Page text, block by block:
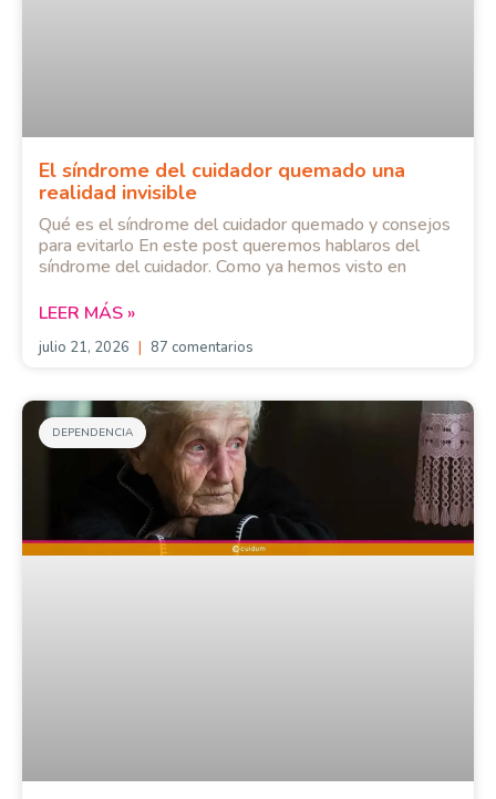
El síndrome del cuidador quemado una
realidad invisible
Qué es el síndrome del cuidador quemado y consejos
para evitarlo En este post queremos hablaros del
síndrome del cuidador. Como ya hemos visto en
LEER MÁS »
julio 21, 2026 87 comentarios
DEPENDENCIA